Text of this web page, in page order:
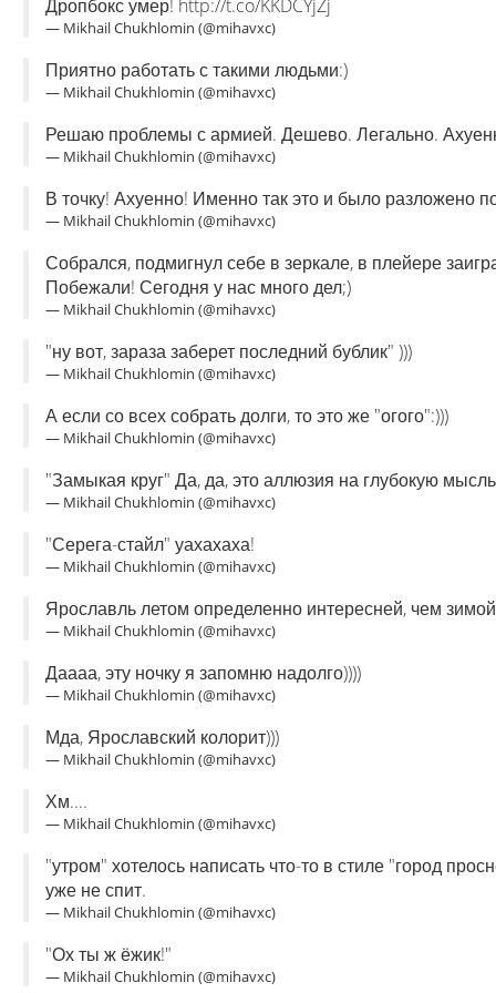
Дропбокс умер! http://t.co/KKDCYjZj
— Mikhail Chukhlomin (@mihavxc)
Приятно работать с такими людьми:)
— Mikhail Chukhlomin (@mihavxc)
Решаю проблемы с армией. Дешево. Легально.
— Mikhail Chukhlomin (@mihavxc)
В точку! Ахуенно! Именно так это и было разложено
— Mikhail Chukhlomin (@mihavxc)
Собрался, подмигнул себе в зеркале, в плейере
Побежали! Сегодня у нас много дел;)
— Mikhail Chukhlomin (@mihavxc)
"ну вот, зараза заберет последний бублик" )))
— Mikhail Chukhlomin (@mihavxc)
А если со всех собрать долги, то это же "огого":)))
— Mikhail Chukhlomin (@mihavxc)
"Замыкая круг" Да, да, это аллюзия на глубокую
— Mikhail Chukhlomin (@mihavxc)
"Серега-стайл" уахахаха!
— Mikhail Chukhlomin (@mihavxc)
Ярославль летом определенно интересней, чем
— Mikhail Chukhlomin (@mihavxc)
Даааа, эту ночку я запомню надолго))))
— Mikhail Chukhlomin (@mihavxc)
Мда, Ярославский колорит)))
— Mikhail Chukhlomin (@mihavxc)
Хм....
— Mikhail Chukhlomin (@mihavxc)
"утром" хотелось написать что-то в стиле "город
уже не спит.
— Mikhail Chukhlomin (@mihavxc)
"Ох ты ж ёжик!"
— Mikhail Chukhlomin (@mihavxc)